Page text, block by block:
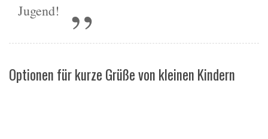
Jugend!
Optionen für kurze Grüße von kleinen Kindern